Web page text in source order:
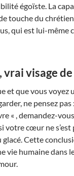
égoïste. La
touche du
qui est lui-même
visage de
et que vous voyez
ne pensez
« , demandez-
votre cœur ne s’est
glacé. Cette
vie humaine dans